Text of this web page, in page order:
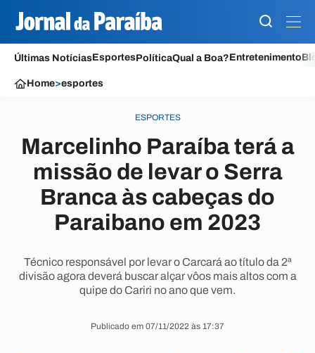
Últimas NotíciasEsportesPolíticaQual a Boa?Entretenimento
Home>esportes
ESPORTES
Marcelinho Paraíba terá a
missão de levar o Serra
Branca às cabeças do
Paraibano em 2023
Técnico responsável por levar o Carcará ao título da 2ª
divisão agora deverá buscar alçar vôos mais altos com a
quipe do Cariri no ano que vem.
Publicado em 07/11/2022 às 17:37